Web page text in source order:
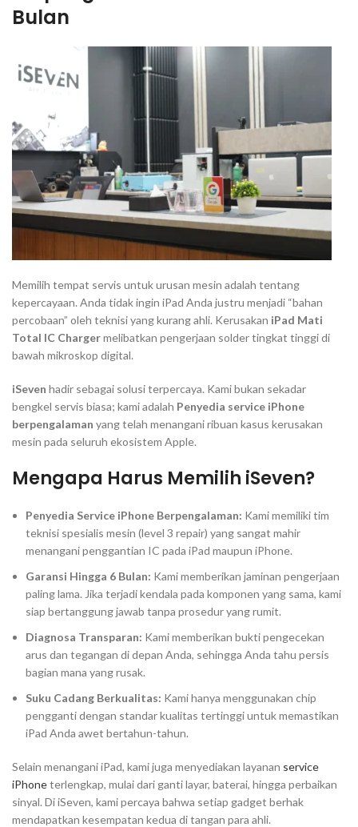
Bulan
Memilih tempat servis untuk urusan mesin adalah tentang
kepercayaan. Anda tidak ingin iPad Anda justru menjadi “bahan
percobaan” oleh teknisi yang kurang ahli. Kerusakan iPad Mati
Total IC Chargermelibatkan pengerjaan solder tingkat tinggi di
bawah mikroskop digital.
iSeven hadir sebagai solusi terpercaya. Kami bukan sekadar
bengkel servis biasa; kami adalah Penyedia service iPhone
berpengalaman yang telah menangani ribuan kasus kerusakan
mesin pada seluruh ekosistem Apple.
Mengapa Harus Memilih iSeven?
Penyedia Service iPhone Berpengalaman: Kami memiliki tim
teknisi spesialis mesin (level 3 repair) yang sangat mahir
menangani penggantian IC pada iPad maupun iPhone.
Garansi Hingga 6 Bulan: Kami memberikan jaminan pengerjaan
paling lama. Jika terjadi kendala pada komponen yang sama, kami
siap bertanggung jawab tanpa prosedur yang rumit.
Diagnosa Transparan: Kami memberikan bukti pengecekan
arus dan tegangan di depan Anda, sehingga Anda tahu persis
bagian mana yang rusak.
Suku Cadang Berkualitas: Kami hanya menggunakan chip
pengganti dengan standar kualitas tertinggi untuk memastikan
iPad Anda awet bertahun-tahun.
Selain menangani iPad, kami juga menyediakan layanan service
iPhoneterlengkap, mulai dari ganti layar, baterai, hingga perbaikan
sinyal. Di iSeven, kami percaya bahwa setiap gadget berhak
mendapatkan kesempatan kedua di tangan para ahli.